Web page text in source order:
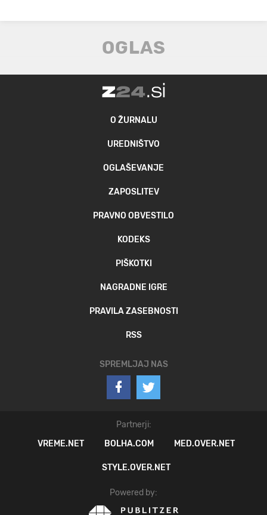
O ŽURNALU
UREDNIŠTVO
OGLAŠEVANJE
ZAPOSLITEV
PRAVNO OBVESTILO
KODEKS
PIŠKOTKI
NAGRADNE IGRE
PRAVILA ZASEBNOSTI
RSS
SPREMLJAJ NAS
Partnerji:
VREME.NET
BOLHA.COM MED.OVER.NET
STYLE.OVER.NET
Powered by: